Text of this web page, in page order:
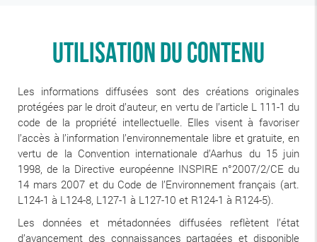
UTILISATION DU CONTENU
Les informations diffusées sont des créations originales
protégées par le droit d’auteur, en vertu de l’article L 111-1 du
code de la propriété intellectuelle. Elles visent à favoriser
l’accès à l’information l’environnementale libre et gratuite, en
vertu de la Convention internationale d’Aarhus du 15 juin
1998, de la Directive européenne INSPIRE n°2007/2/CE du
14 mars 2007 et du Code de l’Environnement français (art.
L124-1 à L124-8, L127-1 à L127-10 et R124-1 à R124-5).
Les données et métadonnées diffusées reflètent l’état
d’avancement des connaissances partagées et disponible